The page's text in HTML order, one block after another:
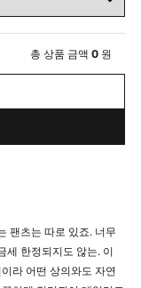
총 상품 금액 0 원
팬츠는 따로 있죠. 너무
세 한정되지도 않는. 이
라 어떤 상의와도 자연